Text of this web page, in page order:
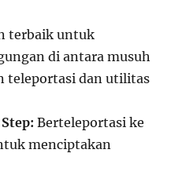
terbaik untuk
di antara musuh
teleportasi dan utilitas
Berteleportasi ke
menciptakan